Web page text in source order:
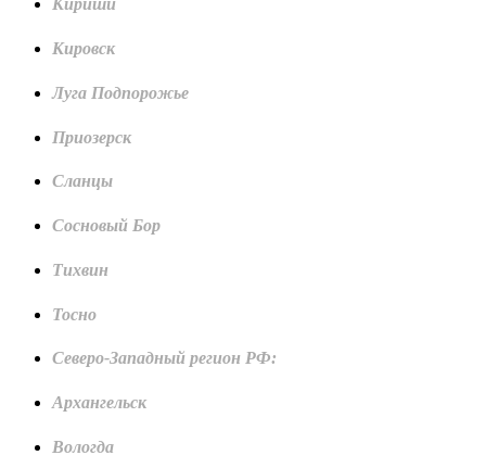
Кириши
Кировск
Луга Подпорожье
Приозерск
Сланцы
Сосновый Бор
Тихвин
Тосно
Северо-Западный регион РФ:
Архангельск
Вологда